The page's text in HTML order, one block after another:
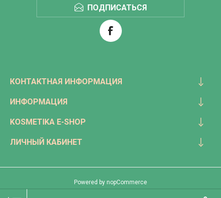
ПОДПИСАТЬСЯ
КОНТАКТНАЯ ИНФОРМАЦИЯ
ИНФОРМАЦИЯ
KOSMETIKA E-SHOP
ЛИЧНЫЙ КАБИНЕТ
Powered by nopCommerce